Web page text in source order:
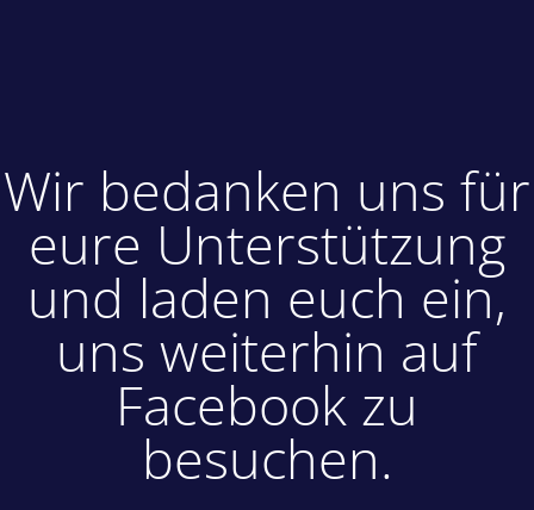
Wir bedanken uns für
eure Unterstützung
und laden euch ein,
uns weiterhin auf
Facebook zu
besuchen.